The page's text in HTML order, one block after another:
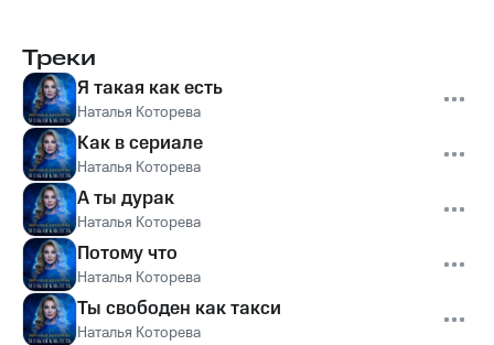
Треки
Я такая как есть
Наталья Которева
Как в сериале
Наталья Которева
А ты дурак
Наталья Которева
Потому что
Наталья Которева
Ты свободен как такси
Наталья Которева